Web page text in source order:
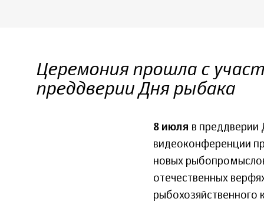
Церемония прошла с
преддверии Дня рыбака
8 июля в преддверии
видеоконференции
новых
отечественных
рыбохозяйственного